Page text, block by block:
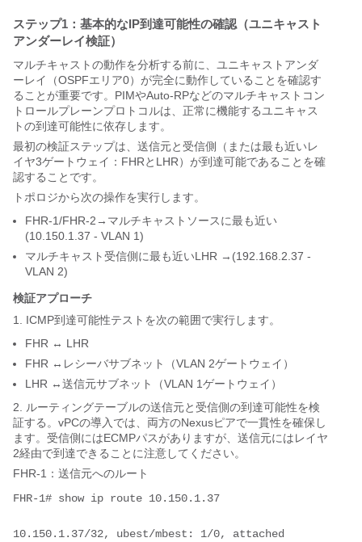
ステップ1：基本的なIP到達可能性の確認（ユニキャスト
アンダーレイ検証）
マルチキャストの動作を分析する前に、ユニキャストアンダ
ーレイ（OSPFエリア0）が完全に動作していることを確認す
ることが重要です。PIMやAuto-RPなどのマルチキャストコン
トロールプレーンプロトコルは、正常に機能するユニキャス
トの到達可能性に依存します。
最初の検証ステップは、送信元と受信側（または最も近いレ
イヤ3ゲートウェイ：FHRとLHR）が到達可能であることを確
認することです。
トポロジから次の操作を実行します。
FHR-1/FHR-2→マルチキャストソースに最も近い
(10.150.1.37 - VLAN 1)
マルチキャスト受信側に最も近いLHR →(192.168.2.37 -
VLAN 2)
検証アプローチ
1. ICMP到達可能性テストを次の範囲で実行します。
FHR ↔ LHR
FHR ↔レシーバサブネット（VLAN 2ゲートウェイ）
LHR ↔送信元サブネット（VLAN 1ゲートウェイ）
2. ルーティングテーブルの送信元と受信側の到達可能性を検
証する。vPCの導入では、両方のNexusピアで一貫性を確保し
ます。受信側にはECMPパスがありますが、送信元にはレイヤ
2経由で到達できることに注意してください。
FHR-1：送信元へのルート
FHR-1# show ip route 10.150.1.37
10.150.1.37/32, ubest/mbest: 1/0, attached